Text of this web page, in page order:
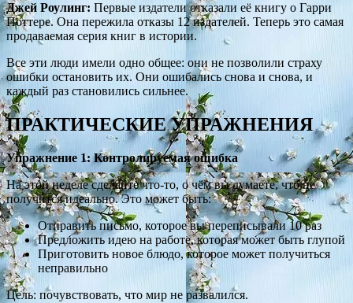
Джей Роулинг: Первые издатели отказали её книгу о Гарри
Поттере. Она пережила отказы 12 издателей. Теперь это самая
продаваемая серия книг в истории.
Все эти люди имели одно общее: они не позволили страху
ошибки остановить их. Они ошибались снова и снова, и
каждый раз становились сильнее.
ПРАКТИЧЕСКИЕ УПРАЖНЕНИЯ
Упражнение 1: Контролируемая ошибка
На этой неделе сделайте что-то, о чём вы думаете, что не
получится идеально. Это может быть:
Отправить письмо, которое вы переписывали 10 раз
Предложить идею на работе, которая может быть глупой
Приготовить новое блюдо, которое может получиться
неправильно
Цель: почувствовать, что мир не развалился.